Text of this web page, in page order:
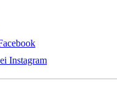
Instagram